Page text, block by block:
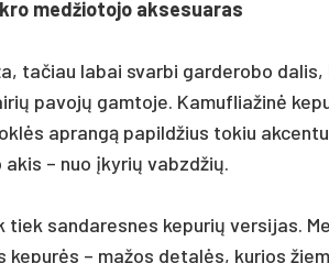
medžiotojo aksesuaras
tačiau labai svarbi garderobo
pavojų gamtoje. Kamufliažinė
aprangą papildžius tokiu
– nuo įkyrių vabzdžių.
sandaresnes kepurių versijas.
kepurės – mažos detalės, kurios